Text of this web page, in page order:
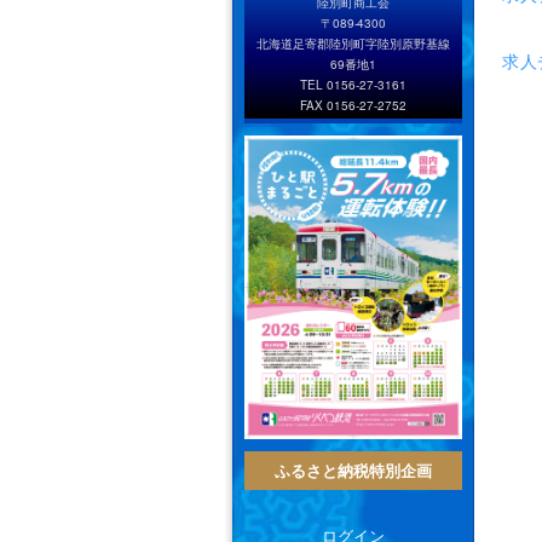
〒089-4300
北海道足寄郡陸別町字陸別原野基線
69番地1
TEL 0156-27-3161
FAX 0156-27-2752
ふるさと納税特別企画
ログイン
求